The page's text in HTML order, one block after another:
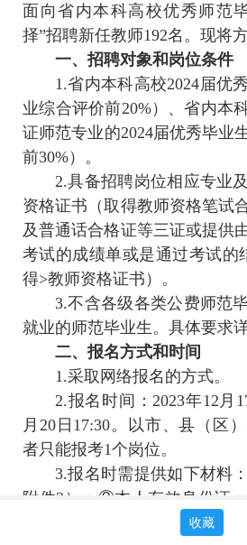
面向省内本科高校优秀师范
择”招聘新任教师192名。现将
一、招聘对象和岗位条件
1.省内本科高校2024届优
业综合评价前20%）、省内本
证师范专业的2024届优秀毕业
前30%）。
2.具备招聘岗位相应专业
资格证书（取得教师资格笔试
及普通话合格证等三证或提供
考试的成绩单或是通过考试的
得>教师资格证书）。
3.不含各级各类公费师范
就业的师范毕业生。具体要求详
二、报名方式和时间
1.采取网络报名的方式。
2.报名时间：2023年12月
月20日17:30。以市、县（区
者只能报考1个岗位。
3.报名时需提供如下材料
附件2）；②本人有效身份证
本专业综合评价前20%或本专
收藏